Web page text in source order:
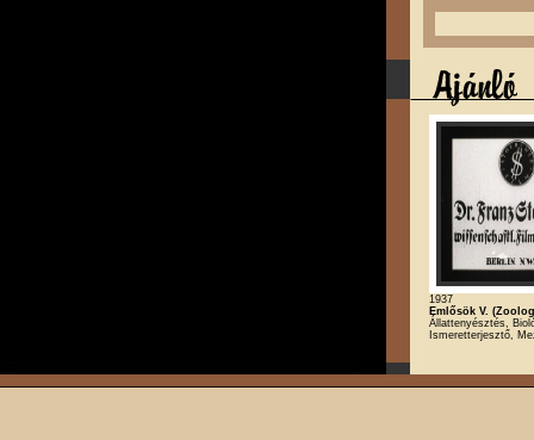
1937
Emlősök V.
Állattenyésztés,
Ismeretterjesztő,